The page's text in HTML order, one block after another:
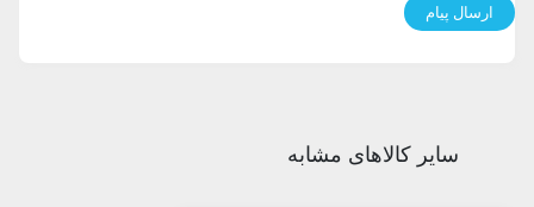
سایر کالاهای مشابه